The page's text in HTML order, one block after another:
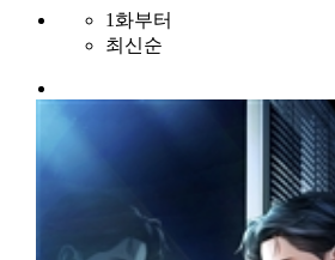
1화부터
최신순